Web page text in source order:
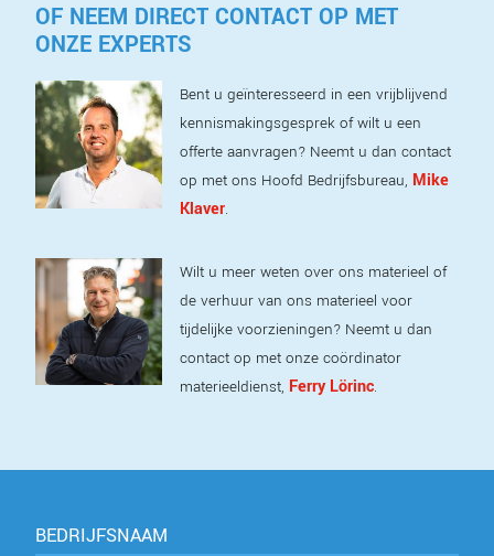
OF NEEM DIRECT CONTACT OP MET
ONZE EXPERTS
Bent u geïnteresseerd in een vrijblijvend
kennismakingsgesprek of wilt u een
offerte aanvragen? Neemt u dan contact
op met ons Hoofd Bedrijfsbureau, Mike
Klaver.
Wilt u meer weten over ons materieel of
de verhuur van ons materieel voor
tijdelijke voorzieningen? Neemt u dan
contact op met onze coördinator
materieeldienst, Ferry Lörinc.
BEDRIJFSNAAM